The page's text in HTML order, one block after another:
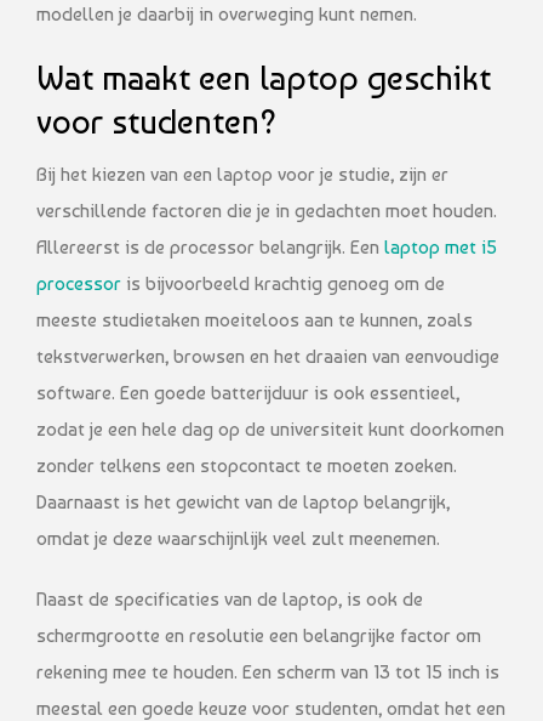
modellen je daarbij in overweging kunt nemen.
Wat maakt een laptop geschikt
voor studenten?
Bij het kiezen van een laptop voor je studie, zijn er
verschillende factoren die je in gedachten moet houden.
Allereerst is de processor belangrijk. Een laptop met i5
processor is bijvoorbeeld krachtig genoeg om de
meeste studietaken moeiteloos aan te kunnen, zoals
tekstverwerken, browsen en het draaien van eenvoudige
software. Een goede batterijduur is ook essentieel,
zodat je een hele dag op de universiteit kunt doorkomen
zonder telkens een stopcontact te moeten zoeken.
Daarnaast is het gewicht van de laptop belangrijk,
omdat je deze waarschijnlijk veel zult meenemen.
Naast de specificaties van de laptop, is ook de
schermgrootte en resolutie een belangrijke factor om
rekening mee te houden. Een scherm van 13 tot 15 inch is
meestal een goede keuze voor studenten, omdat het een